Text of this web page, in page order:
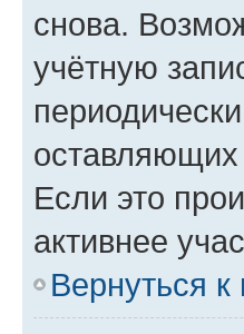
снова.
учётную
Если это
активнее
Вернуться к